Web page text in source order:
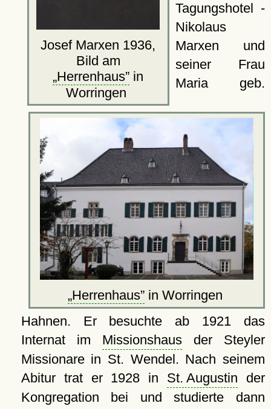
Josef Marxen 1936,
Bild am
Herrenhaus in
Worringen
Herrenhaus in Worringen
Tagungshotel -
Nikolaus
Marxen und
seiner Frau
Maria geb.
Hahnen. Er besuchte ab 1921 das
Internat im Missionshausder Steyler
Missionare in St. Wendel. Nach seinem
Abitur trat er 1928 in St. Augustin der
Kongregation bei und studierte dann